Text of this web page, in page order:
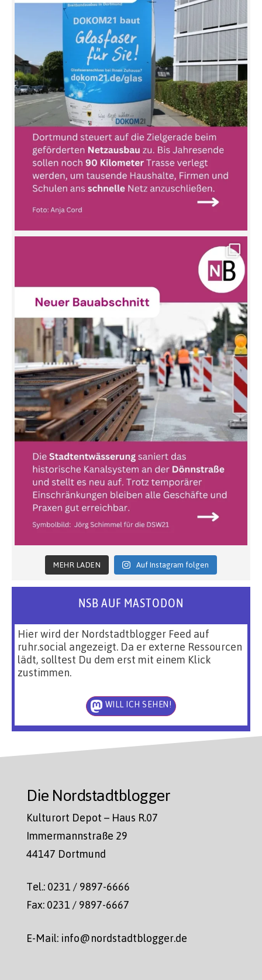
MEHR LADEN Auf Instagram folgen
NSB AUF MASTODON
Hier wird der Nordstadtblogger Feed auf
ruhr.social angezeigt. Da er externe Ressourcen
lädt, solltest Du dem erst mit einem Klick
zustimmen.
WILL ICH SEHEN!
Die Nordstadtblogger
Kulturort Depot – Haus R.07
Immermannstraße 29
44147 Dortmund
Tel.: 0231 / 9897-6666
Fax: 0231 / 9897-6667
E-Mail: info@nordstadtblogger.de